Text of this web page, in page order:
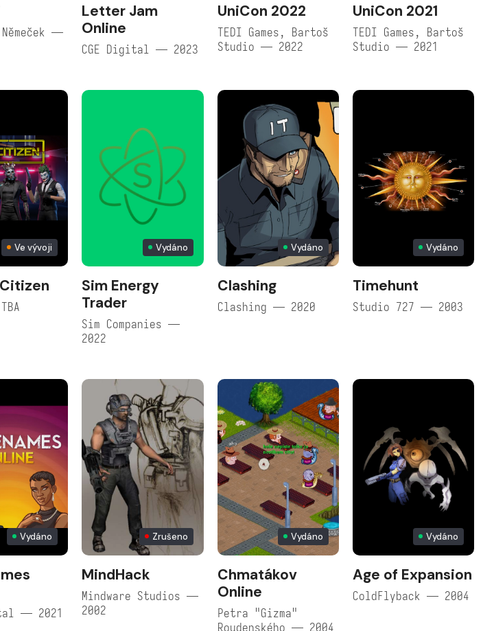
—
Letter Jam
Online
CGE Digital — 2023
UniCon 2022
TEDI Games, Bartoš
Studio — 2022
UniCon 2021
TEDI Games, Bartoš
Studio — 2021
Ve vývoji Vydáno
Sim Energy
Trader
Sim Companies —
2022
Vydáno
Clashing
Clashing — 2020
Vydáno
Timehunt
Studio 727 — 2003
Vydáno
— 2021
Zrušeno
MindHack
Mindware Studios —
2002
Vydáno
Chmatákov
Online
Petra "Gizma"
Roudenského — 2004
Vydáno
Age of Expansion
ColdFlyback — 2004